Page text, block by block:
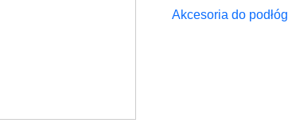
Espumo
Akcesoria do podłóg